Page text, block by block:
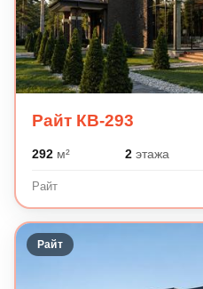
Райт КВ-293
292м² 2 этажа
Райт
Райт